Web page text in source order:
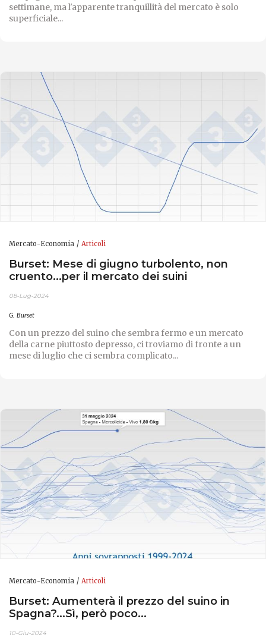
settimane, ma l'apparente tranquillità del mercato è solo
superficiale...
Mercato-Economia Articoli
Burset: Mese di giugno turbolento, non
cruento...per il mercato dei suini
08-Lug-2024
G. Burset
Con un prezzo del suino che sembra fermo e un mercato
della carne piuttosto depresso, ci troviamo di fronte a un
mese di luglio che ci sembra complicato...
Mercato-Economia Articoli
Burset: Aumenterà il prezzo del suino in
Spagna?...Sì, però poco...
10-Giu-2024